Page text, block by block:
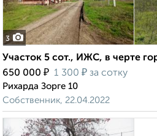
3
Участок 5 сот., ИЖС, в черте
650 000 ₽ 1 300 ₽ за сотку
Рихарда Зорге 10
Собственник, 22.04.2022